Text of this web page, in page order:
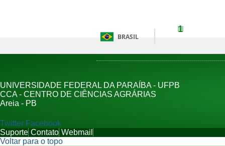
Ir para o conteúdo 1
BRASIL
UNIVERSIDADE FEDERAL DA PARAÍBA - UFPB
CCA - CENTRO DE CIÊNCIAS AGRÁRIAS
Areia - PB
Twitter Facebook
Suporte Contato Webmail
Voltar para o topo